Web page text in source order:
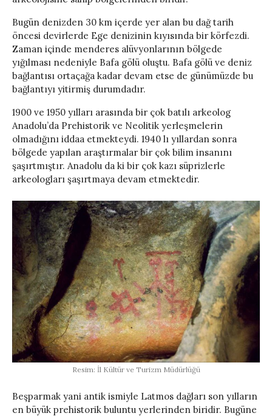
Bugün denizden 30 km içerde yer alan bu dağ tarih
öncesi devirlerde Ege denizinin kıyısında bir körfezdi.
Zaman içinde menderes alüvyonlarının bölgede
yığılması nedeniyle Bafa gölü oluştu. Bafa gölü ve deniz
bağlantısı ortaçağa kadar devam etse de günümüzde bu
bağlantıyı yitirmiş durumdadır.
1900 ve 1950 yılları arasında bir çok batılı arkeolog
Anadolu’da Prehistorik ve Neolitik yerleşmelerin
olmadığını iddaa etmekteydi. 1940 lı yıllardan sonra
bölgede yapılan araştırmalar bir çok bilim insanını
şaşırtmıştır. Anadolu da ki bir çok kazı süprizlerle
arkeologları şaşırtmaya devam etmektedir.
Resim: İl Kültür ve Turizm Müdürlüğü
Beşparmak yani antik ismiyle Latmos dağları son yılların
en büyük prehistorik buluntu yerlerinden biridir. Bugüne